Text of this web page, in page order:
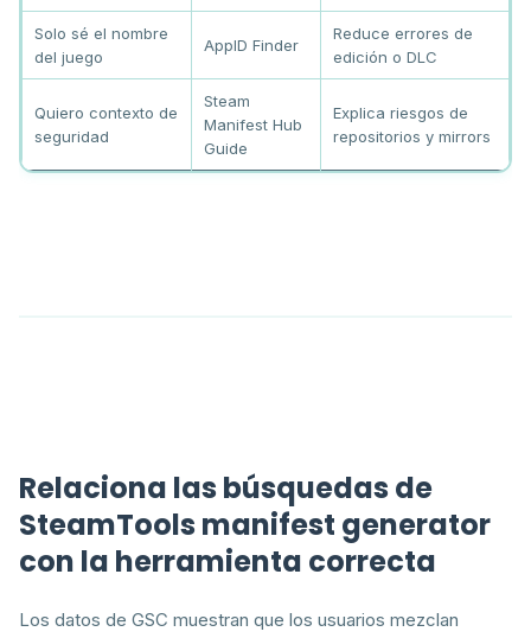
Solo sé el nombre
del juego
AppID Finder
Reduce errores de
edición o DLC
Quiero contexto de
seguridad
Steam
Manifest Hub
Guide
Explica riesgos de
repositorios y mirrors
Relaciona las búsquedas de
SteamTools manifest generator
con la herramienta correcta
Los datos de GSC muestran que los usuarios mezclan